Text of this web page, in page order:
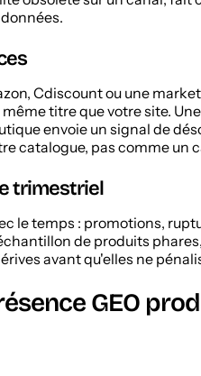
Cdiscount ou une
même titre que votre site.
envoie un signal de
catalogue, pas comme un
trimestriel
le temps : promotions,
de produits
avant qu'elles ne
GEO